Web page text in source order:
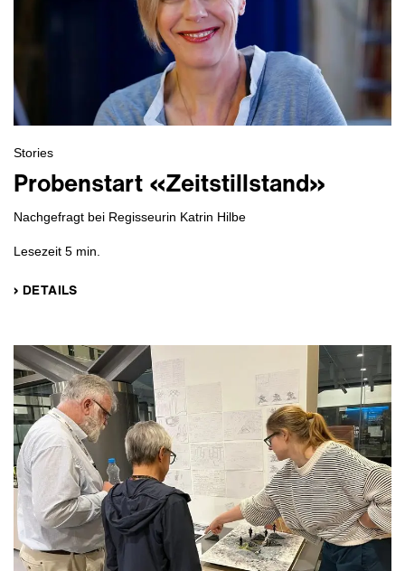
Stories
Probenstart «Zeitstillstand»
Nachgefragt bei Regisseurin Katrin Hilbe
Lesezeit 5 min.
› DETAILS